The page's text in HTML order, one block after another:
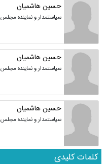
حسین هاشمیان
سیاستمدار و نماینده مجلس
حسین هاشمیان
سیاستمدار و نماینده مجلس
حسین هاشمیان
سیاستمدار و نماینده مجلس
کلمات کلیدی